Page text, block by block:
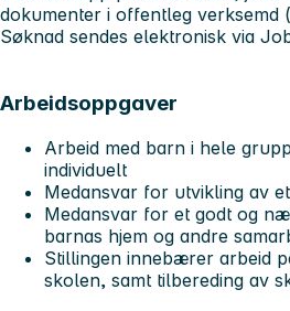
dokumenter i offentleg verksemd
Søknad sendes elektronisk via
Arbeidsoppgaver
Arbeid med barn i hele
individuelt
Medansvar for utvikling av
Medansvar for et godt og
barnas hjem og andre
Stillingen innebærer arbeid
skolen, samt tilbereding av